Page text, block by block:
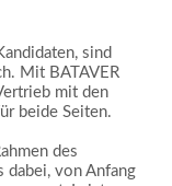
sind
Mit BATAVER
mit den
beide Seiten.
des
dabei, von Anfang